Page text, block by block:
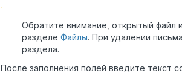
Обратите внимание, открытый файл
разделе Файлы. При удалении
раздела.
После заполнения полей введите текст